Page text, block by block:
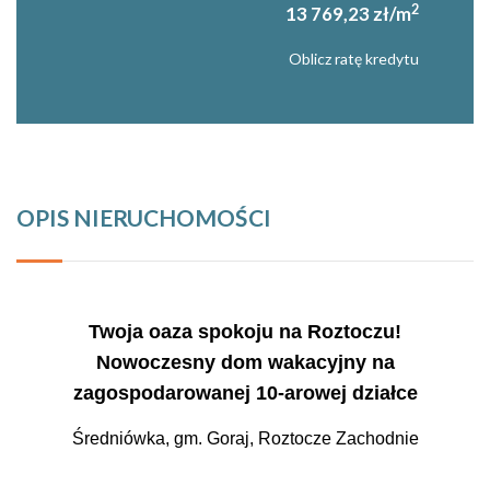
13 769,23 zł/m2
Oblicz ratę kredytu
OPIS NIERUCHOMOŚCI
Twoja oaza spokoju na Roztoczu!
Nowoczesny dom wakacyjny na
zagospodarowanej 10-arowej działce
Średniówka, gm. Goraj, Roztocze Zachodnie